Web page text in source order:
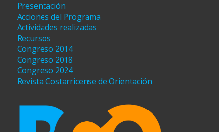
Presentación
Acciones del Programa
Actividades realizadas
Recursos
Congreso 2014
Congreso 2018
Congreso 2024
Revista Costarricense de Orientación